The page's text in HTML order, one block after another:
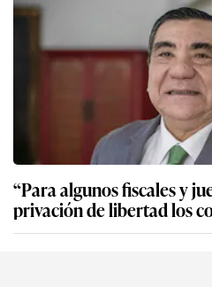
“Para algunos fiscales y
privación de libertad los